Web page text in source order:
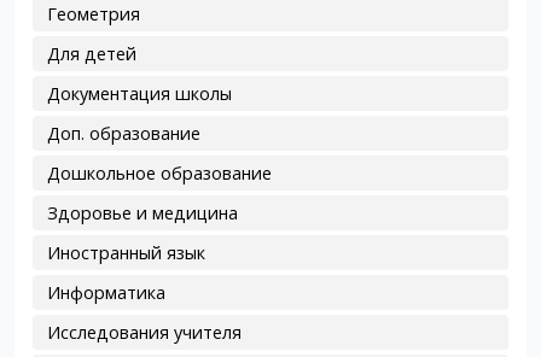
Геометрия
Для детей
Документация школы
Доп. образование
Дошкольное образование
Здоровье и медицина
Иностранный язык
Информатика
Исследования учителя